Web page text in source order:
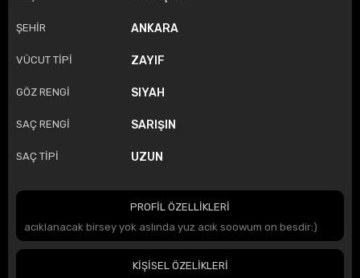
ŞEHİR ANKARA
VÜCUT TİPİ ZAYIF
GÖZ RENGİ SIYAH
SAÇ RENGİ SARIŞIN
SAÇ TİPİ UZUN
PROFİL ÖZELLİKLERİ
acıklanacak birsey yok aslında yuz acık soowum on besdir:)
KİŞİSEL ÖZELİKLERİ